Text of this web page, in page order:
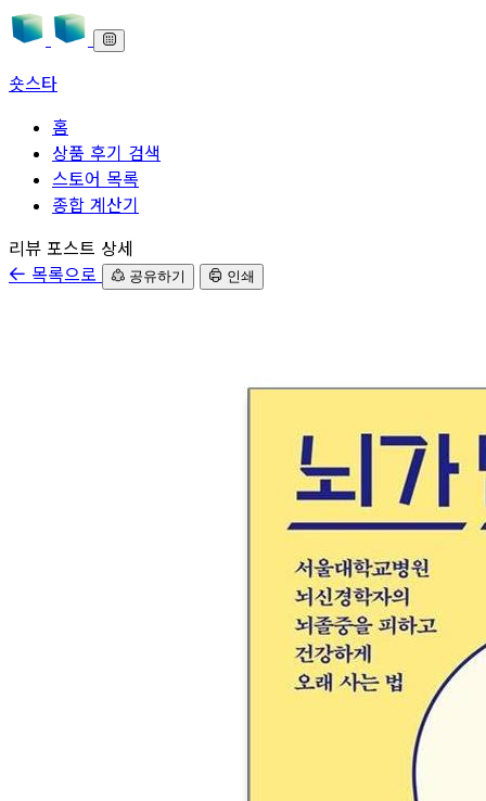
숏스타
홈
상품 후기 검색
스토어 목록
종합 계산기
본문으로 바로가기
리뷰 포스트 상세
목록으로
공유하기 인쇄